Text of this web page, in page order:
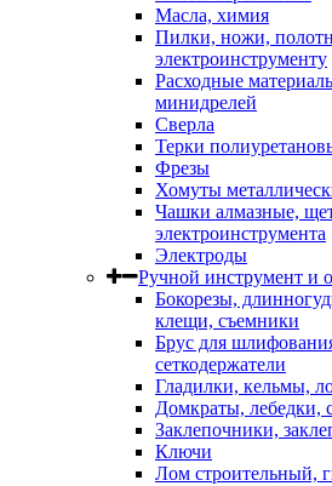
Масла, химия
Пилки, ножи,
электроинструменту
Расходные
минидрелей
Сверла
Терки
Фрезы
Хомуты
Чашки алмазные,
электроинструмента
Электроды
Ручной инструмент и
Бокорезы,
клещи, съемники
Брус для
сеткодержатели
Гладилки, кельмы,
Домкраты, лебедки,
Заклепочники,
Ключи
Лом строительный,